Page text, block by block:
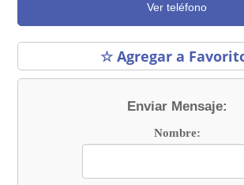
Ver teléfono
☆ Agregar a
Enviar Mensaje:
Nombre: